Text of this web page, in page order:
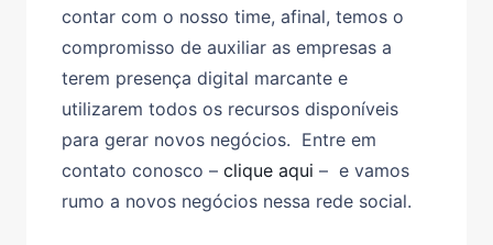
contar com o nosso time, afinal, temos o
compromisso de auxiliar as empresas a
terem presença digital marcante e
utilizarem todos os recursos disponíveis
para gerar novos negócios. Entre em
contato conosco – clique aqui – e vamos
rumo a novos negócios nessa rede social.